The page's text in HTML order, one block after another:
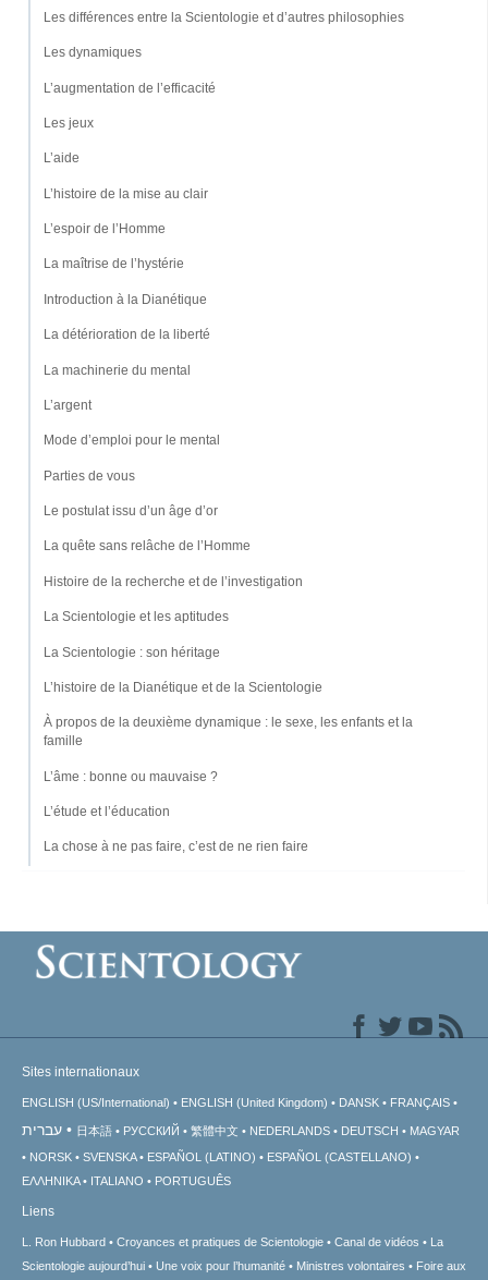
Les différences entre la Scientologie et d’autres philosophies
Les dynamiques
L’augmentation de l’efficacité
Les jeux
L’aide
L’histoire de la mise au clair
L’espoir de l’Homme
La maîtrise de l’hystérie
Introduction à la Dianétique
La détérioration de la liberté
La machinerie du mental
L’argent
Mode d’emploi pour le mental
Parties de vous
Le postulat issu d’un âge d’or
La quête sans relâche de l’Homme
Histoire de la recherche et de l’investigation
La Scientologie et les aptitudes
La Scientologie : son héritage
L’histoire de la Dianétique et de la Scientologie
À propos de la deuxième dynamique : le sexe, les enfants et la
famille
L’âme : bonne ou mauvaise ?
L’étude et l’éducation
La chose à ne pas faire, c’est de ne rien faire
Sites internationaux
ENGLISH (US/International) ENGLISH (United Kingdom) DANSK FRANÇAIS
עברית 日本語 РУССКИЙ 繁體中文 NEDERLANDS DEUTSCH
MAGYAR
NORSK
SVENSKA ESPAÑOL (LATINO)
ESPAÑOL (CASTELLANO)
ΕΛΛΗΝΙΚA
ITALIANO PORTUGUÊS
Liens
L. Ron Hubbard Croyances et pratiques de Scientologie Canal de vidéos
La
Scientologie aujourd’hui
Une voix pour l’humanité Ministres volontaires Foire aux